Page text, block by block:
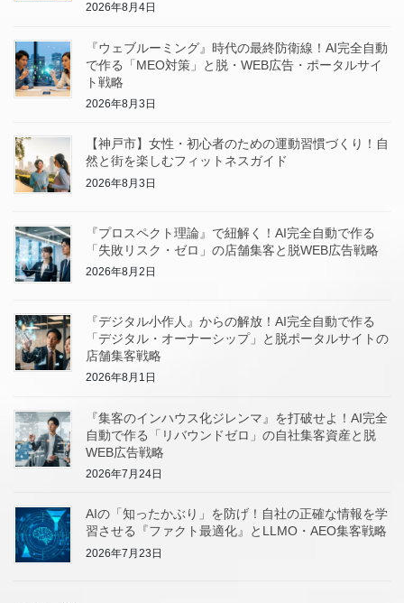
2026年8月4日
『ウェブルーミング』時代の最終防衛線！AI完全自動
で作る「MEO対策」と脱・WEB広告・ポータルサイ
ト戦略
2026年8月3日
【神戸市】女性・初心者のための運動習慣づくり！自
然と街を楽しむフィットネスガイド
2026年8月3日
『プロスペクト理論』で紐解く！AI完全自動で作る
「失敗リスク・ゼロ」の店舗集客と脱WEB広告戦略
2026年8月2日
『デジタル小作人』からの解放！AI完全自動で作る
「デジタル・オーナーシップ」と脱ポータルサイトの
店舗集客戦略
2026年8月1日
『集客のインハウス化ジレンマ』を打破せよ！AI完全
自動で作る「リバウンドゼロ」の自社集客資産と脱
WEB広告戦略
2026年7月24日
AIの「知ったかぶり」を防げ！自社の正確な情報を学
習させる『ファクト最適化』とLLMO・AEO集客戦略
2026年7月23日